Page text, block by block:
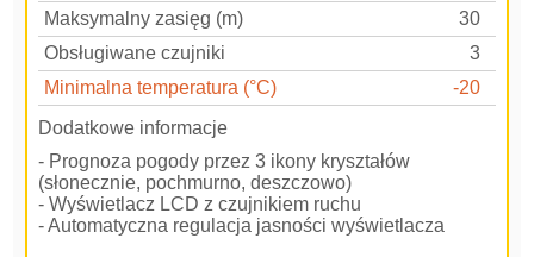
Maksymalny zasięg (m)
30
Obsługiwane czujniki
3
Minimalna temperatura (°C)
-20
Dodatkowe informacje
- Prognoza pogody przez 3 ikony kryształów
(słonecznie, pochmurno, deszczowo)
- Wyświetlacz LCD z czujnikiem ruchu
- Automatyczna regulacja jasności wyświetlacza